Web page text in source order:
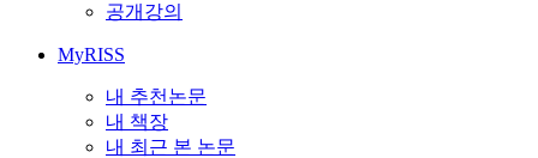
공개강의
MyRISS
내 추천논문
내 책장
내 최근 본 논문